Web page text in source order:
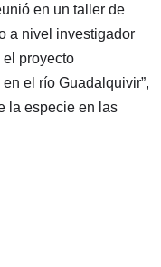
en un taller de
a nivel investigador
el proyecto
en el río Guadalquivir”,
la especie en las